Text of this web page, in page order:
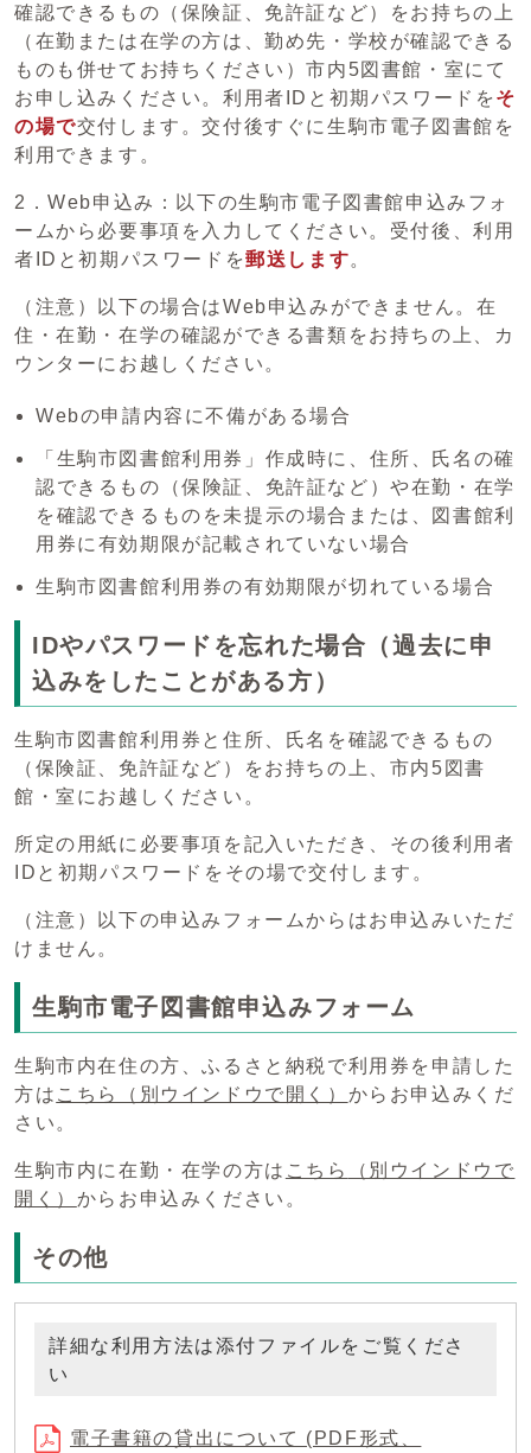
確認できるもの（保険証、免許証など）をお持ちの上
（在勤または在学の方は、勤め先・学校が確認できる
ものも併せてお持ちください）市内5図書館・室にて
お申し込みください。利用者IDと初期パスワードをそ
の場で交付します。交付後すぐに生駒市電子図書館を
利用できます。
2．Web申込み：以下の生駒市電子図書館申込みフォ
ームから必要事項を入力してください。受付後、利用
者IDと初期パスワードを郵送します。
（注意）以下の場合はWeb申込みができません。在
住・在勤・在学の確認ができる書類をお持ちの上、カ
ウンターにお越しください。
Webの申請内容に不備がある場合
「生駒市図書館利用券」作成時に、住所、氏名の確
認できるもの（保険証、免許証など）や在勤・在学
を確認できるものを未提示の場合または、図書館利
用券に有効期限が記載されていない場合
生駒市図書館利用券の有効期限が切れている場合
IDやパスワードを忘れた場合（過去に申
込みをしたことがある方）
生駒市図書館利用券と住所、氏名を確認できるもの
（保険証、免許証など）をお持ちの上、市内5図書
館・室にお越しください。
所定の用紙に必要事項を記入いただき、その後利用者
IDと初期パスワードをその場で交付します。
（注意）以下の申込みフォームからはお申込みいただ
けません。
生駒市電子図書館申込みフォーム
生駒市内在住の方、ふるさと納税で利用券を申請した
方は こちら （別ウインドウで開く） からお申込みくだ
さい。
生駒市内に在勤・在学の方は こちら
（別ウインドウで
開く） からお申込みください。
その他
詳細な利用方法は添付ファイルをご覧くださ
い
電子書籍の貸出について (PDF形式、